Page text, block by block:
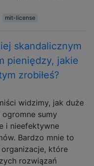
mit-license
skandalicznym
pieniędzy, jakie
zrobiłeś?
widzimy, jak duże
sumy
i nieefektywne
Bardzo mnie to
które
rozwiązań